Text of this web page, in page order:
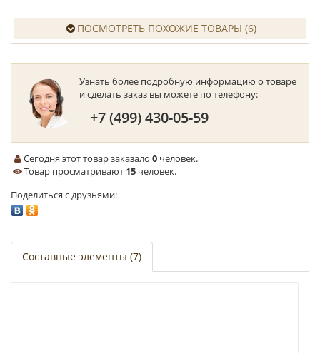
ПОСМОТРЕТЬ ПОХОЖИЕ ТОВАРЫ (6)
Узнать более подробную информацию о товаре
и сделать заказ вы можете по телефону:
+7 (499) 430-05-59
Сегодня этот товар заказало0 человек.
Товар просматривают 15 человек.
Поделиться с друзьями:
Составные элементы (7)